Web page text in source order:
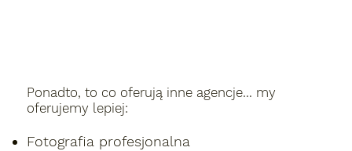
Ponadto, to co oferują inne agencje… my
oferujemy lepiej:
Fotografia profesjonalna